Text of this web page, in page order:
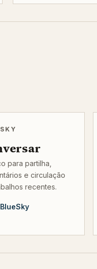
para partilha,
e circulação
recentes.